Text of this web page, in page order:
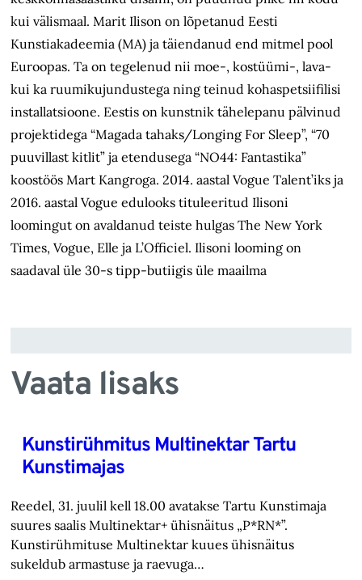
kui välismaal. Marit Ilison on lõpetanud Eesti
Kunstiakadeemia (MA) ja täiendanud end mitmel pool
Euroopas. Ta on tegelenud nii moe-, kostüümi-, lava-
kui ka ruumikujundustega ning teinud kohaspetsiifilisi
installatsioone. Eestis on kunstnik tähelepanu pälvinud
projektidega “Magada tahaks/Longing For Sleep”, “70
puuvillast kitlit” ja etendusega “NO44: Fantastika”
koostöös Mart Kangroga. 2014. aastal Vogue Talent’iks ja
2016. aastal Vogue edulooks tituleeritud Ilisoni
loomingut on avaldanud teiste hulgas The New York
Times, Vogue, Elle ja L’Officiel. Ilisoni looming on
saadaval üle 30-s tipp-butiigis üle maailma
Vaata lisaks
Kunstirühmitus Multinektar Tartu
Kunstimajas
Reedel, 31. juulil kell 18.00 avatakse Tartu Kunstimaja
suures saalis Multinektar+ ühisnäitus „P*RN*”.
Kunstirühmituse Multinektar kuues ühisnäitus
sukeldub armastuse ja raevuga…